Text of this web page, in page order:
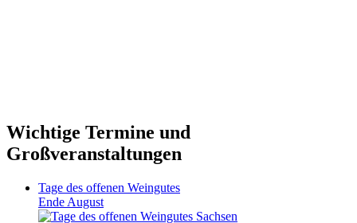
Wichtige Termine und
Großveranstaltungen
Tage des offenen Weingutes
Ende August